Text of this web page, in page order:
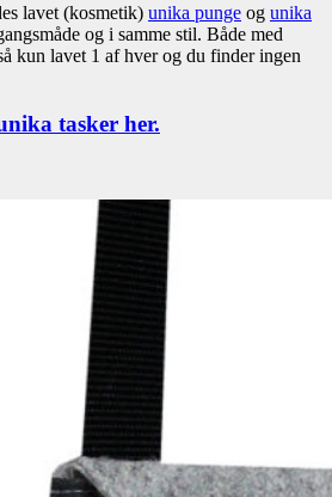
lavet (kosmetik) unika punge og unika
og i samme stil. Både med
kun lavet 1 af hver og du finder ingen
tasker her.